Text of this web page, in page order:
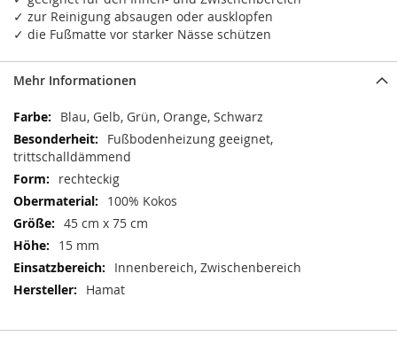
✓ zur Reinigung absaugen oder ausklopfen
✓ die Fußmatte vor starker Nässe schützen
Mehr Informationen
Mehr
Informationen
Blau, Gelb, Grün, Orange, Schwarz
Fußbodenheizung geeignet,
trittschalldämmend
rechteckig
100% Kokos
45 cm x 75 cm
15 mm
Innenbereich, Zwischenbereich
Hamat